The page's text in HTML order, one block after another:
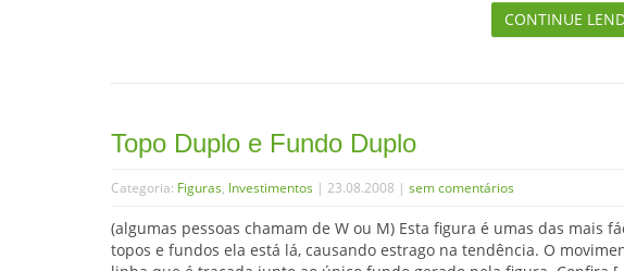
CONTINUE
Topo Duplo e Fundo Duplo
Categoria: Figuras, Investimentos | 23.08.2008 | sem comentários
(algumas pessoas chamam de W ou M) Esta figura é umas das mais
topos e fundos ela está lá, causando estrago na tendência. O